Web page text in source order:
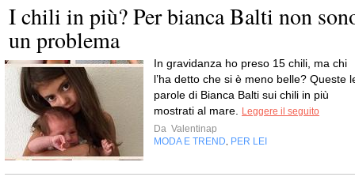
I chili in più? Per bianca Balti non
un problema
In gravidanza ho preso 15 chili, ma chi
l’ha detto che si è meno belle? Queste
parole di Bianca Balti sui chili in più
mostrati al mare.
Leggere il seguito
Da Valentinap
MODA E TREND
PER LEI